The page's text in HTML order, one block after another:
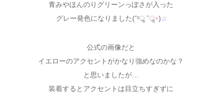
青みやほんのりグリーンっぽさが入った
グレー発色になりました(˘ᵋॢ ˘ॢ⌯)♫
公式の画像だと
イエローのアクセントがかなり強めなのかな？
と思いましたが…
装着するとアクセントは目立ちすぎずに